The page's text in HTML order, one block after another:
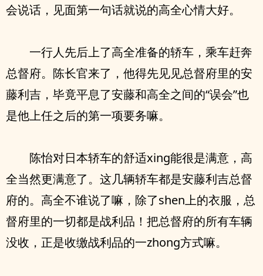
会说话，见面第一句话就说的高全心情大好。
一行人先后上了高全准备的轿车，乘车赶奔
总督府。陈长官来了，他得先见见总督府里的安
藤利吉，毕竟平息了安藤和高全之间的“误会”也
是他上任之后的第一项要务嘛。
陈怡对日本轿车的舒适xing能很是满意，高
全当然更满意了。这几辆轿车都是安藤利吉总督
府的。高全不谁说了嘛，除了shen上的衣服，总
督府里的一切都是战利品！把总督府的所有车辆
没收，正是收缴战利品的一zhong方式嘛。